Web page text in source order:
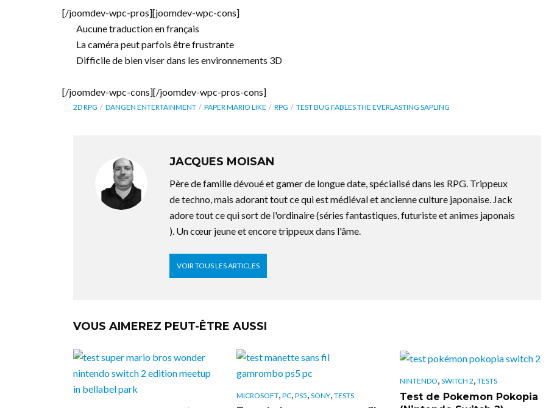
[/joomdev-wpc-pros][joomdev-wpc-cons]
Aucune traduction en français
La caméra peut parfois être frustrante
Difficile de bien viser dans les environnements 3D
[/joomdev-wpc-cons][/joomdev-wpc-pros-cons]
2D RPG DANGEN ENTERTAINMENT PAPER MARIO LIKE RPG TEST BUG FABLES THE EVERLASTING SAPLING
JACQUES MOISAN
Père de famille dévoué et gamer de longue date, spécialisé dans les RPG. Trippeux
de techno, mais adorant tout ce qui est médiéval et ancienne culture japonaise. Jack
adore tout ce qui sort de l'ordinaire (séries fantastiques, futuriste et animes japonais
). Un cœur jeune et encore trippeux dans l'âme.
VOIR TOUS LES ARTICLES
VOUS AIMEREZ PEUT-ÊTRE AUSSI
MICROSOFT, PC, PS5, SONY, TESTS
NINTENDO, SWITCH 2, TESTS
Test de Pokemon Pokopia